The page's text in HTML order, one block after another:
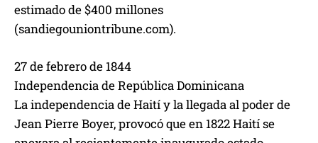
estimado de $400 millones
(sandiegouniontribune.com).
27 de febrero de 1844
Independencia de República Dominicana
La independencia de Haití y la llegada al poder de
Jean Pierre Boyer, provocó que en 1822 Haití se